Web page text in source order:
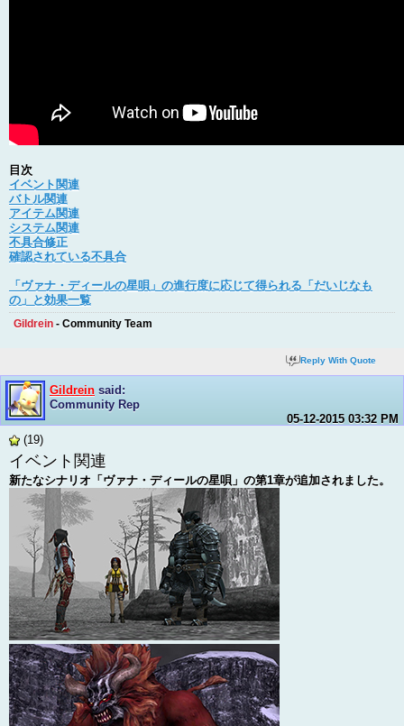
目次
イベント関連
バトル関連
アイテム関連
システム関連
不具合修正
確認されている不具合
「ヴァナ・ディールの星唄」の進行度に応じて得られる「だいじなも
の」と効果一覧
Gildrein - Community Team
Reply With Quote
Gildrein said:
Community Rep
05-12-2015 03:32 PM
(19)
イベント関連
新たなシナリオ「ヴァナ・ディールの星唄」の第1章が追加されました。